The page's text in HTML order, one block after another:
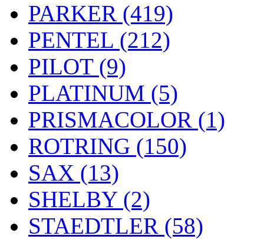
PARKER (419)
PENTEL (212)
PILOT (9)
PLATINUM (5)
PRISMACOLOR (1)
ROTRING (150)
SAX (13)
SHELBY (2)
STAEDTLER (58)